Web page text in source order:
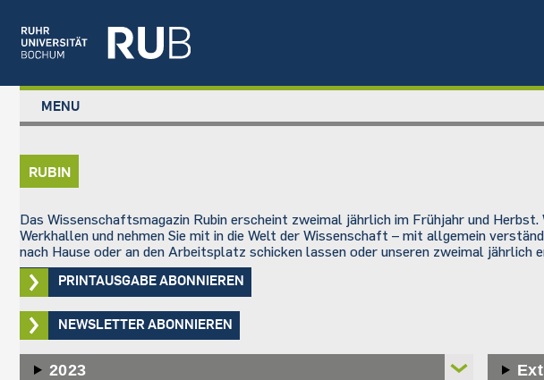
Main
STUDIUM
TRANSFER
ÜBER UNS
EINRICHTUNGEN
Left
study
menu
MENU
RUBIN
Das Wissenschaftsmagazin Rubin erscheint zweimal jährlich im Frühjahr und
Werkhallen und nehmen Sie mit in die Welt der Wissenschaft – mit allgemein
nach Hause oder an den Arbeitsplatz schicken lassen oder unseren zweimal jährlich
PRINTAUSGABE ABONNIEREN
NEWSLETTER ABONNIEREN
2023